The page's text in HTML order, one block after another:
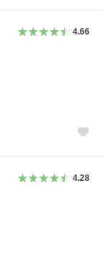
4.66
4.28